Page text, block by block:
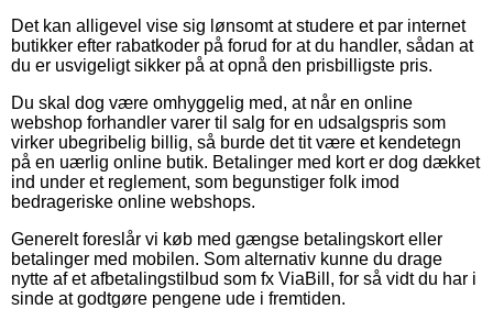
Det kan alligevel vise sig lønsomt at studere et par internet
butikker efter rabatkoder på forud for at du handler, sådan at
du er usvigeligt sikker på at opnå den prisbilligste pris.
Du skal dog være omhyggelig med, at når en online
webshop forhandler varer til salg for en udsalgspris som
virker ubegribelig billig, så burde det tit være et kendetegn
på en uærlig online butik. Betalinger med kort er dog dækket
ind under et reglement, som begunstiger folk imod
bedrageriske online webshops.
Generelt foreslår vi køb med gængse betalingskort eller
betalinger med mobilen. Som alternativ kunne du drage
nytte af et afbetalingstilbud som fx ViaBill, for så vidt du har i
sinde at godtgøre pengene ude i fremtiden.